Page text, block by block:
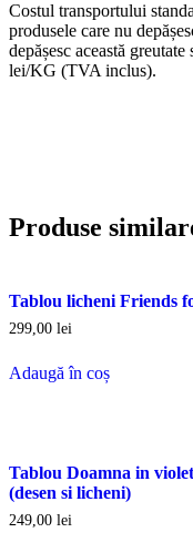
Costul transportului
produsele care nu
depășesc această
lei/KG (TVA inclus).
Produse
Tablou licheni Friends
299,00 lei
Adaugă în coș
Tablou Doamna in violet
(desen si licheni)
249,00 lei